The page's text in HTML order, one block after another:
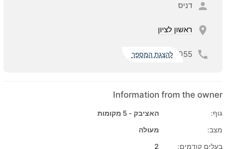
דניס
ראשון לציון
055 להצגת המספר
Information from the owner
גוף:
האציבק - 5 מקומות
מצב:
מעולה
בעלים קודמים:
2